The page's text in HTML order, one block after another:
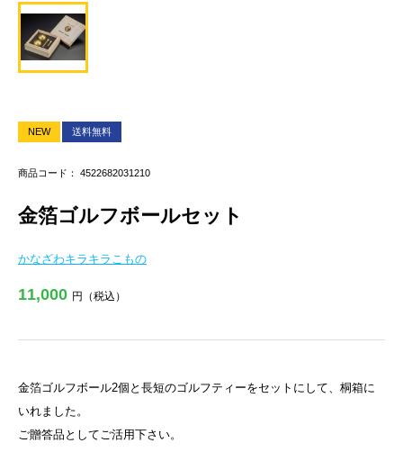
NEW 送料無料
商品コード： 4522682031210
金箔ゴルフボールセット
かなざわキラキラこもの
11,000 円（税込）
金箔ゴルフボール2個と長短のゴルフティーをセットにして、桐箱に
いれました。
ご贈答品としてご活用下さい。